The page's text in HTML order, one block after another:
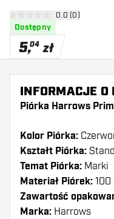
otwórz panel
0 gwiazdki oceny0.0 (0)
Dostępny
5,04 zł
INFORMACJE O
Piórka Harrows
Kolor Piórka:
Kształt Piórka:
Temat Piórka: Marki
Materiał Piórek: 100
Zawartość
Marka: Harrows